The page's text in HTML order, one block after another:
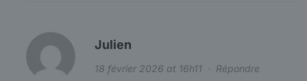
Julien
18 février 2026 at 16h11 · Répondre